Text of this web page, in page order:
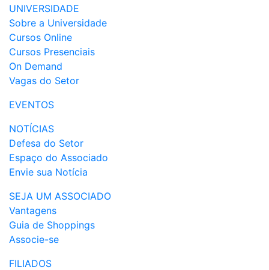
UNIVERSIDADE
Sobre a Universidade
Cursos Online
Cursos Presenciais
On Demand
Vagas do Setor
EVENTOS
NOTÍCIAS
Defesa do Setor
Espaço do Associado
Envie sua Notícia
SEJA UM ASSOCIADO
Vantagens
Guia de Shoppings
Associe-se
FILIADOS